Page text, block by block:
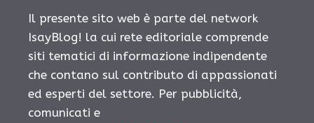
Il presente sito web è parte del network
IsayBlog! la cui rete editoriale comprende
siti tematici di informazione indipendente
che contano sul contributo di appassionati
ed esperti del settore. Per pubblicità,
comunicati e